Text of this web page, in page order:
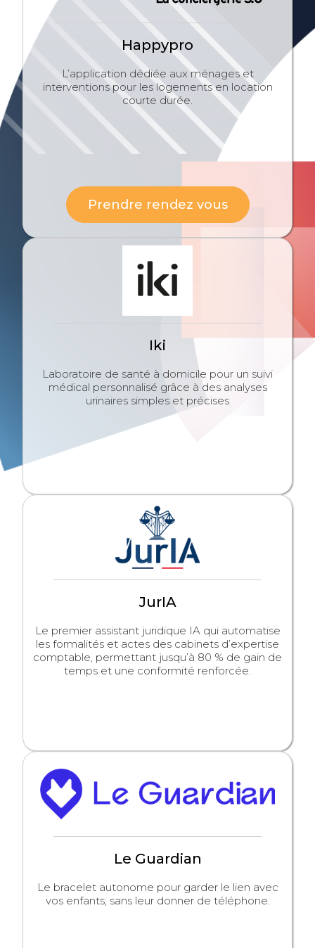
Happypro
L’application dédiée aux ménages et
interventions pour les logements en location
courte durée.
Prendre rendez vous
Iki
Laboratoire de santé à domicile pour un suivi
médical personnalisé grâce à des analyses
urinaires simples et précises
JurIA
Le premier assistant juridique IA qui automatise
les formalités et actes des cabinets d’expertise
comptable, permettant jusqu’à 80 % de gain de
temps et une conformité renforcée.
Le Guardian
Le bracelet autonome pour garder le lien avec
vos enfants, sans leur donner de téléphone.